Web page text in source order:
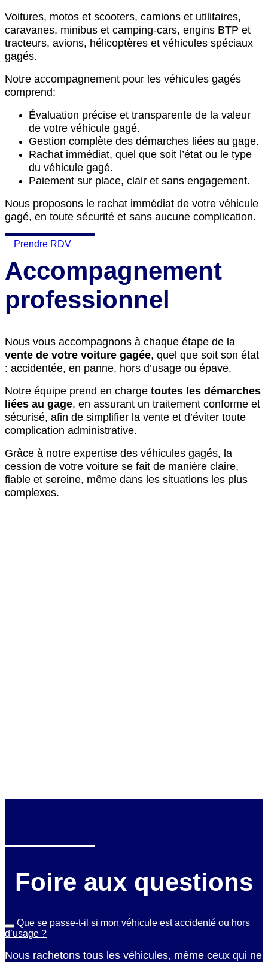
Voitures, motos et scooters, camions et utilitaires,
caravanes, minibus et camping-cars, engins BTP et
tracteurs, avions, hélicoptères et véhicules spéciaux
gagés.
Notre accompagnement pour les véhicules gagés
comprend:
Évaluation précise et transparente de la valeur
de votre véhicule gagé.
Gestion complète des démarches liées au gage.
Rachat immédiat, quel que soit l’état ou le type
du véhicule gagé.
Paiement sur place, clair et sans engagement.
Nous proposons le rachat immédiat de votre véhicule
gagé, en toute sécurité et sans aucune complication.
Prendre RDV
Accompagnement
professionnel
Nous vous accompagnons à chaque étape de la
vente de votre voiture gagée, quel que soit son état
: accidentée, en panne, hors d’usage ou épave.
Notre équipe prend en charge toutes les démarches
liées au gage, en assurant un traitement conforme et
sécurisé, afin de simplifier la vente et d’éviter toute
complication administrative.
Grâce à notre expertise des véhicules gagés, la
cession de votre voiture se fait de manière claire,
fiable et sereine, même dans les situations les plus
complexes.
Foire aux questions
Que se passe-t-il si mon véhicule est accidenté ou hors
d’usage ?
Nous rachetons tous les véhicules, même ceux qui ne